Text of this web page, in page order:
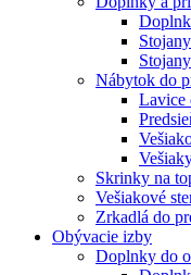
Nábytok do
Lavice
Skrinky na
Vešiakové
Zrkadlá do
Obývacie izby
Doplnky do